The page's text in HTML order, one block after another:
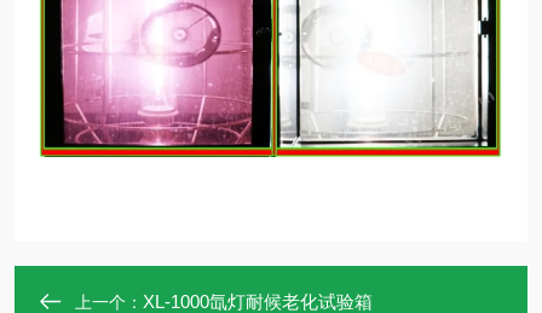
上一个： XL-1000氙灯耐候老化试验箱